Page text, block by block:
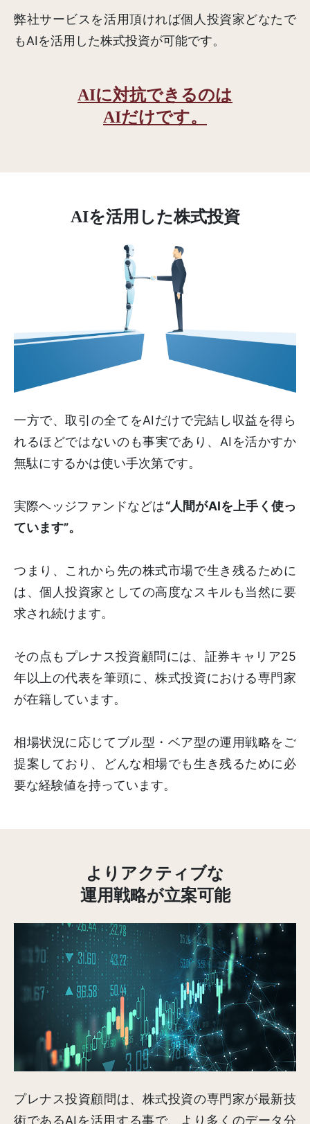
弊社サービスを活用頂ければ個人投資家どなたで
もAIを活用した株式投資が可能です。
AIに対抗できるのは
AIだけです。
AIを活用した株式投資
一方で、取引の全てをAIだけで完結し収益を得ら
れるほどではないのも事実であり、AIを活かすか
無駄にするかは使い手次第です。
実際ヘッジファンドなどは“人間がAIを上手く使っ
ています”。
つまり、これから先の株式市場で生き残るために
は、個人投資家としての高度なスキルも当然に要
求され続けます。
その点もプレナス投資顧問には、証券キャリア25
年以上の代表を筆頭に、株式投資における専門家
が在籍しています。
相場状況に応じてブル型・ベア型の運用戦略をご
提案しており、どんな相場でも生き残るために必
要な経験値を持っています。
よりアクティブな
運用戦略が立案可能
プレナス投資顧問は、株式投資の専門家が最新技
術であるAIを活用する事で、より多くのデータ分